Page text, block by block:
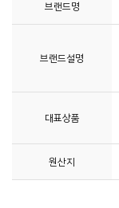
브랜드명
브랜드설명
대표상품
원산지